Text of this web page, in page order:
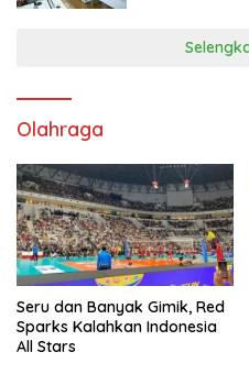
Olahraga
Seru dan Banyak Gimik, Red
Sparks Kalahkan Indonesia
All Stars